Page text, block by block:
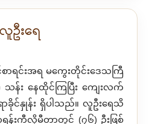
လူဦးရေ
စာရင်းအရ မကွေးတိုင်းဒေသကြီ
န်း နေထိုင်ကြပြီး ကျေးလက်
ာခိုင်နှုန်း ရှိပါသည်။ လူဦးရေသိ
းကီလိုမီတာတွင် (၇၆) ဦးဖြစ်